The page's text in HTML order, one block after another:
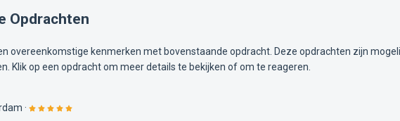
Opdrachten
overeenkomstige kenmerken met bovenstaande opdracht. Deze opdrachten zijn
Klik op een opdracht om meer details te bekijken of om te reageren.
·